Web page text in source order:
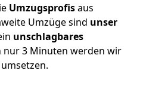
Umzugsprofisaus
Umzüge sind unser
unschlagbares
nur3 Minuten werden wir